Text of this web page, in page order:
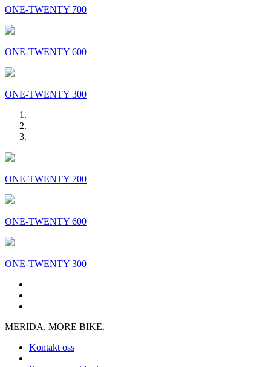
ONE-TWENTY 700
ONE-TWENTY 600
ONE-TWENTY 300
ONE-TWENTY 700
ONE-TWENTY 600
ONE-TWENTY 300
MERIDA. MORE BIKE.
Kontakt oss